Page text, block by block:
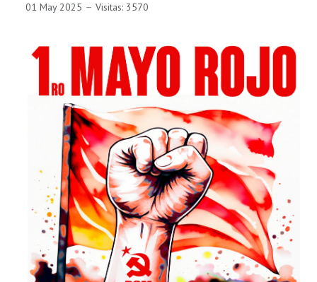
01 May 2025
Visitas: 3570